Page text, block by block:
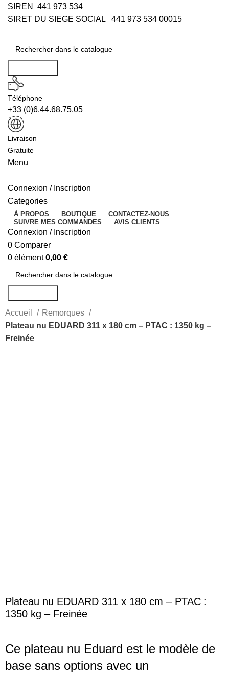
SIREN 441 973 534
SIRET DU SIEGE SOCIAL 441 973 534 00015
Téléphone
+33 (0)6.44.68.75.05
Livraison
Gratuite
Menu
Connexion / Inscription
Categories
À PROPOS BOUTIQUE
CONTACTEZ-NOUS
SUIVRE MES COMMANDES
AVIS CLIENTS
Connexion / Inscription
0 Comparer
0 élément 0,00 €
Accueil
Remorques
Plateau nu EDUARD 311 x 180 cm – PTAC : 1350 kg –
Freinée
Plateau nu EDUARD 311 x 180 cm – PTAC :
1350 kg – Freinée
Ce plateau nu Eduard est le modèle de
base sans options avec un